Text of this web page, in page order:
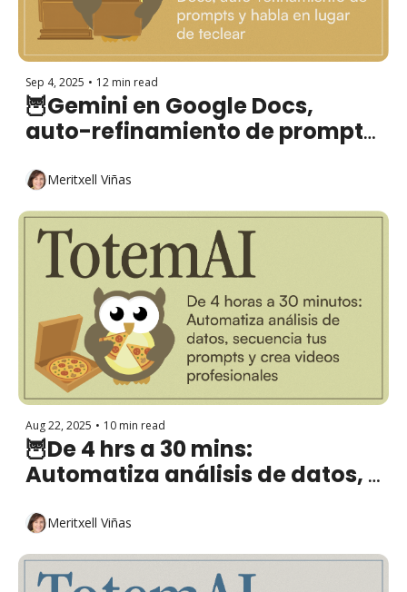
Sep 4, 2025 • 12 min read
🦉Gemini en Google Docs,
auto-refinamiento de prompts
Meritxell Viñas
Aug 22, 2025 • 10 min read
🦉De 4 hrs a 30 mins:
Automatiza análisis de datos,
videos profesionales con IA
Meritxell Viñas